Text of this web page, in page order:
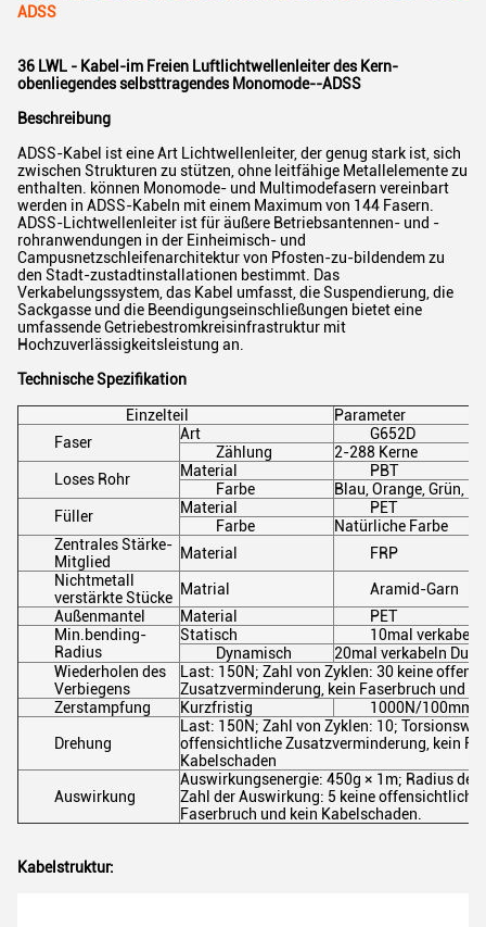
ADSS
36 LWL - Kabel-im Freien Luftlichtwellenleiter des Kern-
obenliegendes selbsttragendes Monomode--ADSS
Beschreibung
ADSS-Kabel ist eine Art Lichtwellenleiter, der genug stark ist, sich
zwischen Strukturen zu stützen, ohne leitfähige Metallelemente zu
enthalten. können Monomode- und Multimodefasern vereinbart
werden in ADSS-Kabeln mit einem Maximum von 144 Fasern.
ADSS-Lichtwellenleiter ist für äußere Betriebsantennen- und -
rohranwendungen in der Einheimisch- und
Campusnetzschleifenarchitektur von Pfosten-zu-bildendem zu
den Stadt-zustadtinstallationen bestimmt. Das
Verkabelungssystem, das Kabel umfasst, die Suspendierung, die
Sackgasse und die Beendigungseinschließungen bietet eine
umfassende Getriebestromkreisinfrastruktur mit
Hochzuverlässigkeitsleistung an.
Technische Spezifikation
Einzelteil
Parameter
Faser
Art
G652D
Zählung
2-288 Kerne
Loses Rohr
Material
PBT
Farbe
Blau, Orange, Grün,
Füller
Material
PET
Farbe
Natürliche Farbe
Zentrales Stärke-
Mitglied
Material
FRP
Nichtmetall
verstärkte Stücke Matrial
Aramid-Garn
Außenmantel
Material
PET
Min.bending-
Radius
Statisch
10mal
Dynamisch
20mal verkabeln
Wiederholen des
Verbiegens
Last: 150N; Zahl von Zyklen: 30 keine
Zusatzverminderung, kein Faserbruch und
Zerstampfung
Kurzfristig 1000N/100mm
Drehung
Last: 150N; Zahl von Zyklen: 10;
offensichtliche Zusatzverminderung, kein
Kabelschaden
Auswirkung
Auswirkungsenergie: 450g × 1m; Radius
Zahl der Auswirkung: 5 keine offensichtliche
Faserbruch und kein Kabelschaden.
Kabelstruktur: